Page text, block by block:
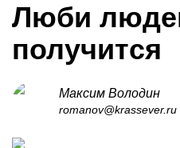
Люби
получится
Максим Володин
romanov@krassever.ru